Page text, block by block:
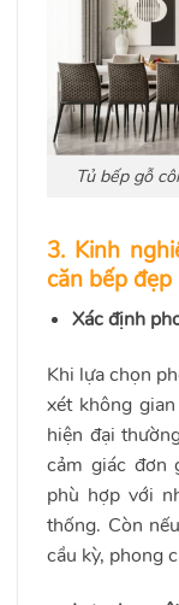
Tủ bếp gỗ
3. Kinh
căn bếp đẹp
Xác định
Khi lựa chọn
xét không
hiện đại
cảm giác đơn
phù hợp với
thống. Còn
cầu kỳ, phong